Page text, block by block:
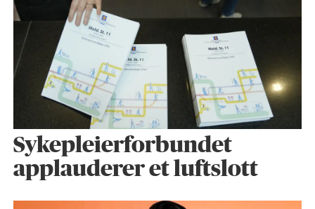
Sykepleier­forbundet
applauderer et luftslott